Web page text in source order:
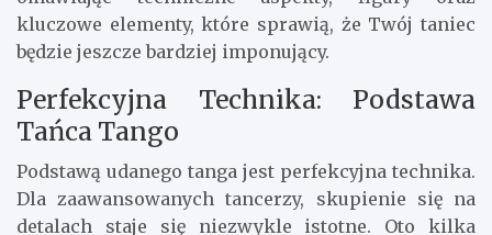
kluczowe elementy, które sprawią, że Twój taniec
będzie jeszcze bardziej imponujący.
Perfekcyjna Technika: Podstawa
Tańca Tango
Podstawą udanego tanga jest perfekcyjna technika.
Dla zaawansowanych tancerzy, skupienie się na
detalach staje się niezwykle istotne. Oto kilka